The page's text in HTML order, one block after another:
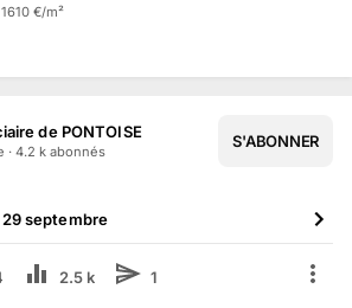
€/m²
de PONTOISE
· 4.2 k abonnés
S'ABONNER
29 septembre
2.5 k 1